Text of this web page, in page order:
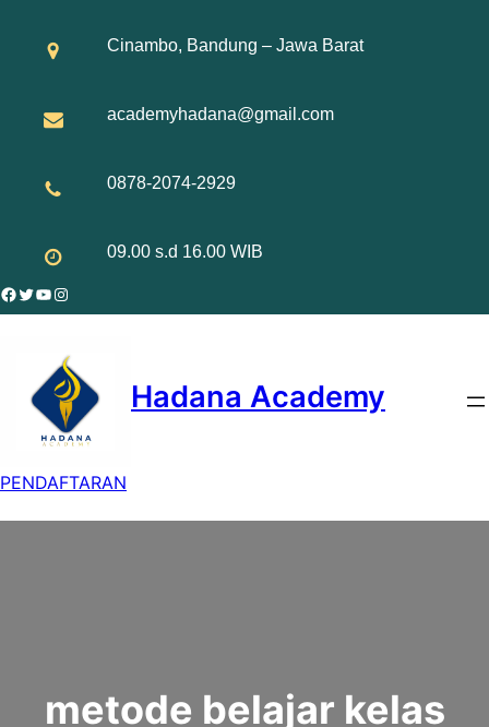
Cinambo, Bandung – Jawa Barat
academyhadana@gmail.com
0878-2074-2929
09.00 s.d 16.00 WIB
Facebook
Twitter
YouTube
Instagram
Hadana Academy
PENDAFTARAN
metode belajar kelas